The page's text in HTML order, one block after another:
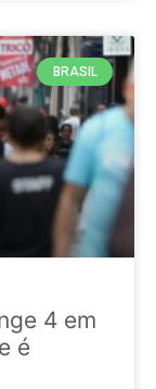
BRASIL
4 em
é